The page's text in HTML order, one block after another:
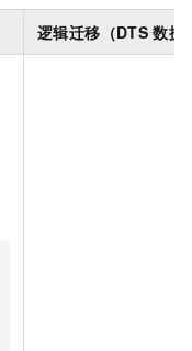
逻辑迁移（DTS 数据